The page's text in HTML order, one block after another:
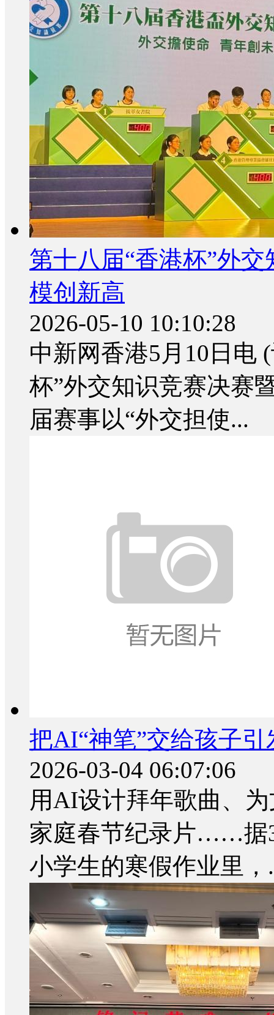
第十八届“香港杯”外
模创新高
2026-05-10 10:10:28
中新网香港5月10日电
杯”外交知识竞赛决赛
届赛事以“外交担使...
把AI“神笔”交给孩子
2026-03-04 06:07:06
用AI设计拜年歌曲、
家庭春节纪录片……据
小学生的寒假作业里，